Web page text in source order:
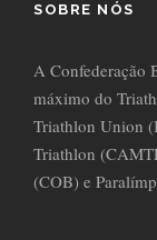
SOBRE NÓS
A Confederação
máximo do
Triathlon Union
Triathlon
(COB) e